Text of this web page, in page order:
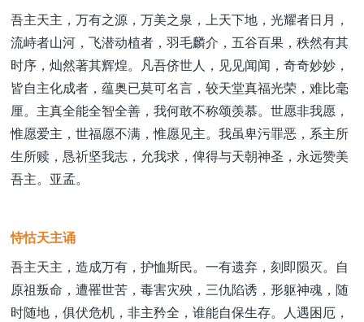
吾主天主，万有之源，万美之泉，上天下地，光耀者日月，
流峙者山河，飞潜动植者，羽毛麟介，五谷百果，秩然有其
时序，灿然著其辉煌。凡吾侪世人，见见闻闻，奇奇妙妙，
皆自主化成者，蕴奥已莫可名言，较天堂真福光荣，难比毫
厘。主真全能全智全善，我何敢不称颂羡慕。世愿非我愿，
惟愿爱主，世福愿不满，惟愿见主。我虽卑污罪恶，系主所
生所赎，恳祈坚我志，允我求，俾得与天朝神圣，永远赞美
吾主。亚孟。
恃怙天主诵
吾主天主，造成万有，护恤斯民。一有遗弃，刻即陨灭。自
原祖叛命，遭罹世苦，毒害灾殃，三仇陷诱，形躯神魂，随
时随地，俱伏危机，非主矜全，谁能自保生存。人遇困厄，